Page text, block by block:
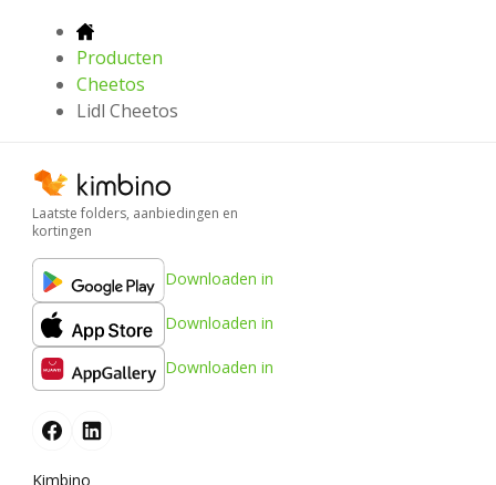
Producten
Cheetos
Lidl Cheetos
Laatste folders, aanbiedingen en
kortingen
Downloaden in
Downloaden in
Downloaden in
Kimbino